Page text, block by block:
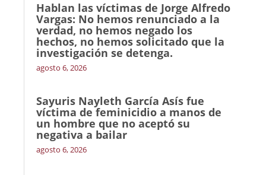
Hablan las víctimas de Jorge Alfredo
Vargas: No hemos renunciado a la
verdad, no hemos negado los
hechos, no hemos solicitado que la
investigación se detenga.
agosto 6, 2026
Sayuris Nayleth García Asís fue
víctima de feminicidio a manos de
un hombre que no aceptó su
negativa a bailar
agosto 6, 2026